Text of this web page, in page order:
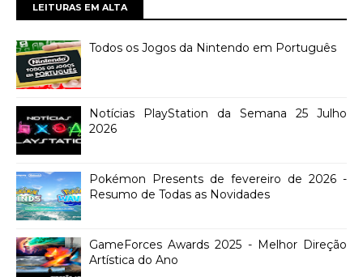
LEITURAS EM ALTA
Todos os Jogos da Nintendo em Português
Notícias PlayStation da Semana 25 Julho
2026
Pokémon Presents de fevereiro de 2026 -
Resumo de Todas as Novidades
GameForces Awards 2025 - Melhor Direção
Artística do Ano